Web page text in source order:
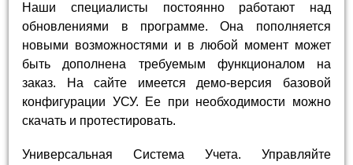
Наши специалисты постоянно работают над
обновлениями в программе. Она пополняется
новыми возможностями и в любой момент может
быть дополнена требуемым функционалом на
заказ. На сайте имеется демо-версия базовой
конфигурации УСУ. Ее при необходимости можно
скачать и протестировать.
Универсальная Система Учета. Управляйте